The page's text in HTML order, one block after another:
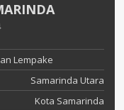
Lempake
Samarinda Utara
Kota Samarinda